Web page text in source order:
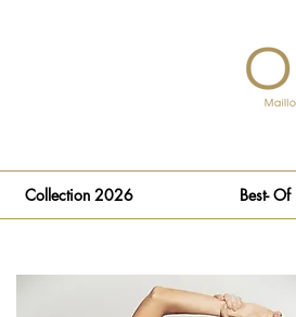
Collection 2026 Best- Of